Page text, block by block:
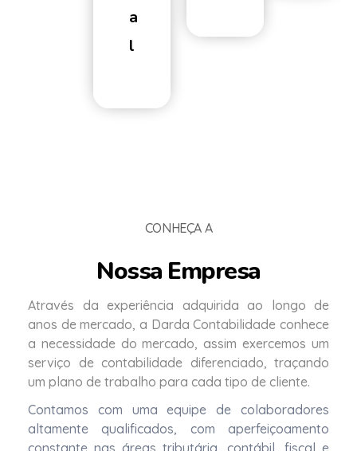
A
L
CONHEÇA A
Nossa Empresa
Através da experiência adquirida ao longo de
anos de mercado, a Darda Contabilidade conhece
a necessidade do mercado, assim exercemos um
serviço de contabilidade diferenciado, traçando
um plano de trabalho para cada tipo de cliente.
Contamos com uma equipe de colaboradores
altamente qualificados, com aperfeiçoamento
constante nas áreas tributária, contábil, fiscal e